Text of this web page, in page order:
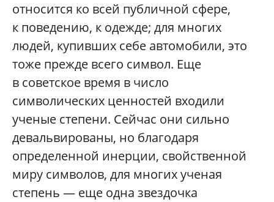
относится ко всей публичной сфере,
к поведению, к одежде; для многих
людей, купивших себе автомобили, это
тоже прежде всего символ. Еще
в советское время в число
символических ценностей входили
ученые степени. Сейчас они сильно
девальвированы, но благодаря
определенной инерции, свойственной
миру символов, для многих ученая
степень — еще одна звездочка